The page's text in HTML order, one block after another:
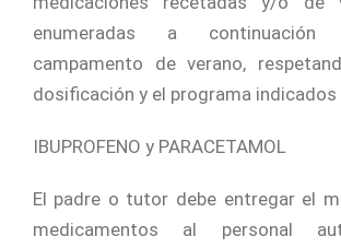
enumeradas a
campamento de verano,
dosificación y el programa indicados
IBUPROFENO y PARACETAMOL
El padre o tutor debe entregar el
medicamentos al personal